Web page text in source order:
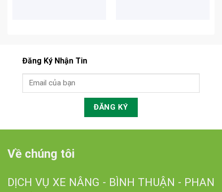
Đăng Ký Nhận Tin
Về chúng tôi
DỊCH VỤ XE NÂNG - BÌNH THUẬN - PHAN